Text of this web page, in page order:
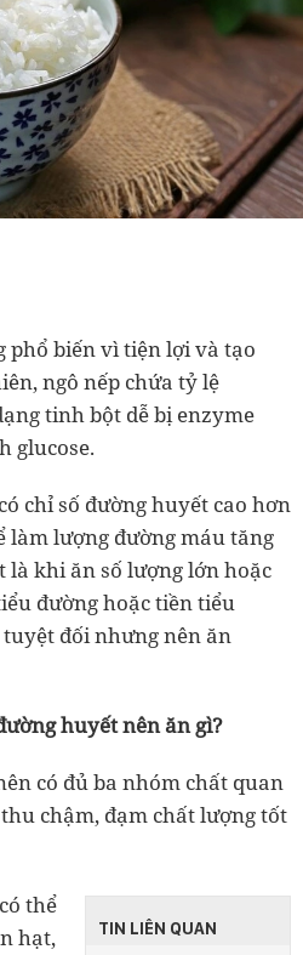
phổ biến vì tiện lợi và tạo
ngô nếp chứa tỷ lệ
tinh bột dễ bị enzyme
glucose.
chỉ số đường huyết cao hơn
làm lượng đường máu tăng
khi ăn số lượng lớn hoặc
đường hoặc tiền tiểu
đối nhưng nên ăn
huyết nên ăn gì?
có đủ ba nhóm chất quan
chậm, đạm chất lượng tốt
TIN LIÊN QUAN
thể
hạt,